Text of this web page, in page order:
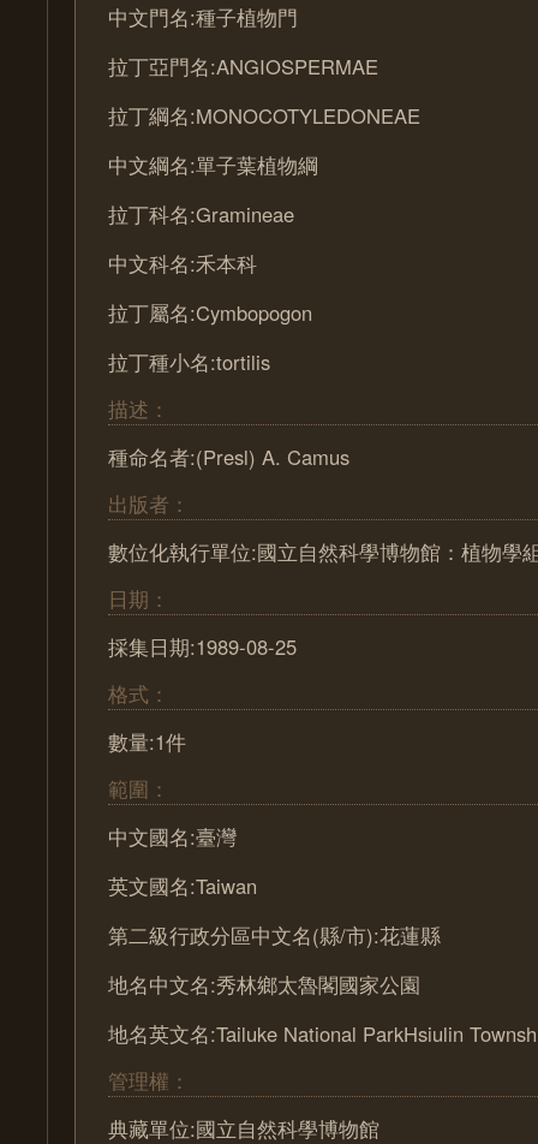
中文門名:種子植物門
拉丁亞門名:ANGIOSPERMAE
拉丁綱名:MONOCOTYLEDONEAE
中文綱名:單子葉植物綱
拉丁科名:Gramineae
中文科名:禾本科
拉丁屬名:Cymbopogon
拉丁種小名:tortilis
描述：
種命名者:(Presl) A. Camus
出版者：
數位化執行單位:國立自然科學博物館：植物學
日期：
採集日期:1989-08-25
格式：
數量:1件
範圍：
中文國名:臺灣
英文國名:Taiwan
第二級行政分區中文名(縣/市):花蓮縣
地名中文名:秀林鄉太魯閣國家公園
地名英文名:Tailuke National ParkHsiulin
管理權：
典藏單位:國立自然科學博物館